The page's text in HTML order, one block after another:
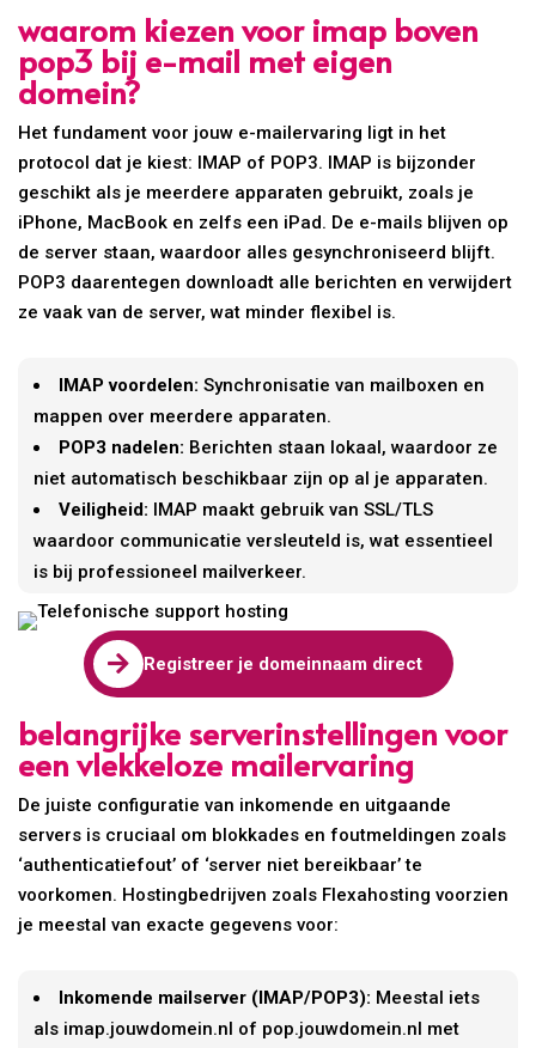
waarom kiezen voor imap boven
pop3 bij e-mail met eigen
domein?
Het fundament voor jouw e-mailervaring ligt in het
protocol dat je kiest: IMAP of POP3. IMAP is bijzonder
geschikt als je meerdere apparaten gebruikt, zoals je
iPhone, MacBook en zelfs een iPad. De e-mails blijven op
de server staan, waardoor alles gesynchroniseerd blijft.
POP3 daarentegen downloadt alle berichten en verwijdert
ze vaak van de server, wat minder flexibel is.
IMAP voordelen: Synchronisatie van mailboxen en
mappen over meerdere apparaten.
POP3 nadelen: Berichten staan lokaal, waardoor ze
niet automatisch beschikbaar zijn op al je apparaten.
Veiligheid: IMAP maakt gebruik van SSL/TLS
waardoor communicatie versleuteld is, wat essentieel
is bij professioneel mailverkeer.
 Registreer je domeinnaam direct
belangrijke serverinstellingen voor
een vlekkeloze mailervaring
De juiste configuratie van inkomende en uitgaande
servers is cruciaal om blokkades en foutmeldingen zoals
‘authenticatiefout’ of ‘server niet bereikbaar’ te
voorkomen. Hostingbedrijven zoals Flexahosting voorzien
je meestal van exacte gegevens voor:
Inkomende mailserver (IMAP/POP3): Meestal iets
als imap.jouwdomein.nl of pop.jouwdomein.nl met